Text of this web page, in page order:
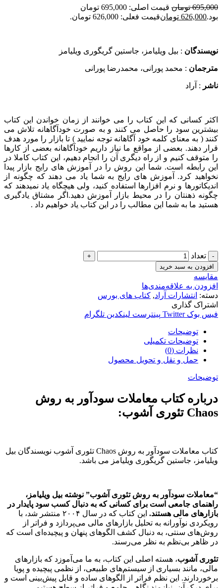
695,000 تومان
قیمت اصلی: 695,000 تومان
بود.626,000 تومانقیمت فعلی: 626,000 تومان.
نویسندگان : بیل ویلیامز، جاستین گریگوری ویلیامز
مترجمان : محمد پورانی، محمدرضا پورانی
ناشر : آراد
اکثر کسانی که این کتاب را می خوانند از زمان خواندن این کتاب
بیشترین سود را حاصل می کنند و به صورت خودآگاهانه تلاش می
کنند ( به معنای کلمه خود آگاهانه توجه نمایید ) تا بازار را مورد هدف
قرار دهند. بعضی از مواقع ما نیاز داریم خودآگاهانه بعضی از کارها
را متوقف کنیم و از راه دیگری آن را انجام دهیم، این کتاب کاملا در
این رابطه است. شما این روش را در آموزش های رایج بازار پیدا
نخواهید کرد. آموزش های رایج به شما یاد می دهند که چگونه از
اندیکاتورها و نرم افزارها استفاده کنید، ولی هیچگاه یاد نمیدهند که
چگونه ذهنتان را در محیط بازار آموزش دهید.اگر مشتاق یادگیری
هستید ما به شما این مطالب را در این کتاب یاد خواهیم داد .
تعداد
افزودن به سبد خرید
مقایسه
افزودن به علاقه‌مندی‌ها
دسته: انتشارات آراد, کتاب های بورس
اشتراک گذاری
فیس بوک Twitter پینترست لینکدین تلگرام
توضیحات
توضیحات تکمیلی
نظرات (0)
حمل و نقل و تحویل محصول
توضیحات
درباره کتاب معاملات سودآور به روش
Chaos تئوری آشوب:
کتاب معاملات سودآور به روش Chaos تئوری آشوب نویسندگان بیل
ویلیامز، جاستین گریگوری ویلیامز می باشد.
“معاملات سودآور به روش تئوری آشوب” نوشته بیل ویلیامز،
راهنمای جامعی است برای کسانی که به دنبال کسب سود پایدار در
بازارهای مالی هستند.
این کتاب که در سال ۲۰۰۴ منتشر شد، با
رویکردی نوآورانه به تحلیل بازارهای مالی می‌پردازد و فراتر از
روش‌های سنتی، به دنبال کشف الگوهای پنهان و پیچیده‌ای است که
در ظاهر بی‌نظم به نظر می‌رسند.
تئوری آشوب، هسته اصلی این کتاب، به ما می‌آموزد که بازارهای
مالی، مانند بسیاری از سیستم‌های طبیعی، از نظمی پیچیده و پویا
برخوردارند. این نظم فراتر از الگوهای ساده و قابل پیش‌بینی است و